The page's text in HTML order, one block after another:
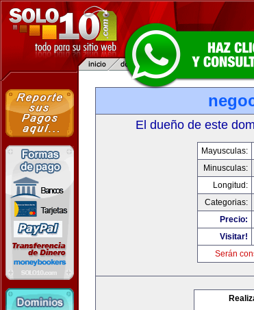
El dueño de este
Mayusculas:
Minusculas:
Longitud:
Categorias:
Precio:
Visitar!
Serán